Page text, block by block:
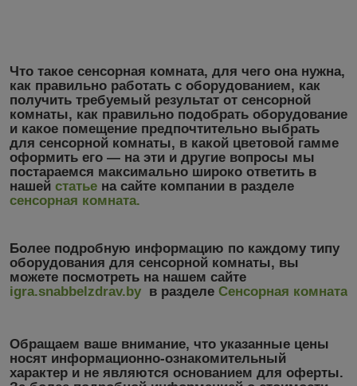
Что такое сенсорная комната, для чего она нужна,
как правильно работать с оборудованием, как
получить требуемый результат от сенсорной
комнаты, как правильно подобрать оборудование
и какое помещение предпочтительно выбрать
для сенсорной комнаты, в какой цветовой гамме
оформить его ― на эти и другие вопросы мы
постараемся максимально широко ответить в
нашей статье на сайте компании в разделе
сенсорная комната.
Более подробную информацию по каждому типу
оборудования для сенсорной комнаты, вы
можете посмотреть на нашем сайте
igra.snabbelzdrav.by в разделе Сенсорная комната
Обращаем ваше внимание, что указанные цены
носят информационно-ознакомительный
характер и не являются основанием для оферты.